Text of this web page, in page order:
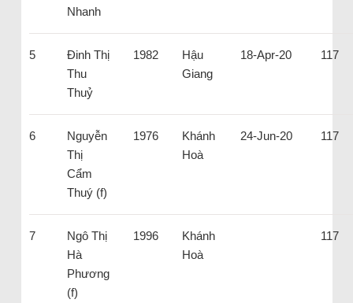
Nhanh
5
Đinh Thị
Thu
Thuỷ
1982
Hậu
Giang
18-Apr-20 117
6
Nguyễn
Thị
Cẩm
Thuý (f)
1976
Khánh
Hoà
24-Jun-20 117
7
Ngô Thị
Hà
Phương
(f)
1996
Khánh
Hoà
117